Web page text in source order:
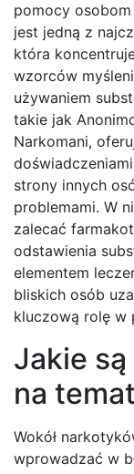
pomocy
jest jedną z
która
wzorców
używaniem
takie jak
Narkomani,
strony innych
problemami. W
zalecać
odstawienia
elementem
bliskich osób
kluczową rolę w
Jakie
na
Wokół
wprowadzać w